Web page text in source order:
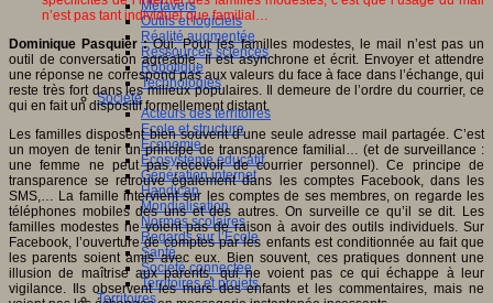
Métavers
Outils et logiciels
Réalité augmentée
Ressources sciences
Robotique
Technologies
Société
Acteurs des territoires
Ecole et structure
Economie
Ecosystème éducatif
Génération internet
Handicap
Mondialisation
Normes scolaires
Regards sur l’Ecole
Santé
Société connectée
Territoires et projets
Territoires
n’est pas tant individuel que familial…
Dominique Pasquier :Oui. Pour les familles modestes, le mail n’est pas un
outil de conversation agréable. Il est asynchrone et écrit. Envoyer et attendre
une réponse ne correspond pas aux valeurs du face à face dans l’échange, qui
reste très fort dans les milieux populaires. Il demeure de l’ordre du courrier, ce
qui en fait un dispositif formellement distant.
Les familles disposent bien souvent d’une seule adresse mail partagée. C’est
un moyen de tenir un principe de transparence familial… (et de surveillance :
une femme ne peut pas recevoir de courrier personnel). Ce principe de
transparence se retrouve également dans les comptes Facebook, dans les
SMS,… La famille intervient sur les comptes de ses membres, on regarde les
téléphones mobiles des uns et des autres. On surveille ce qu’il se dit. Les
familles modestes ne voient pas de raison à avoir des outils individuels. Sur
Facebook, l’ouverture de comptes par les enfants est conditionnée au fait que
les parents soient amis avec eux. Bien souvent, ces pratiques donnent une
illusion de maîtrise aux parents, qui ne voient pas ce qui échappe à leur
vigilance. Ils observent les murs des enfants et les commentaires, mais ne